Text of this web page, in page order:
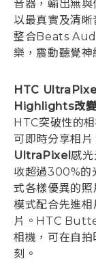
音器，輸出無
以最真實及清
整合Beats
樂，震動聽覺神
HTC
Highlights改
HTC突破性的
可即時分享相
UltraPixel感
收超過300%的
式各樣優異的照
模式配合先進
片。HTC
相機，可在自
刻。